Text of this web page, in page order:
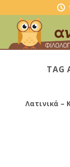
to
content
TAG
Λατινικά –